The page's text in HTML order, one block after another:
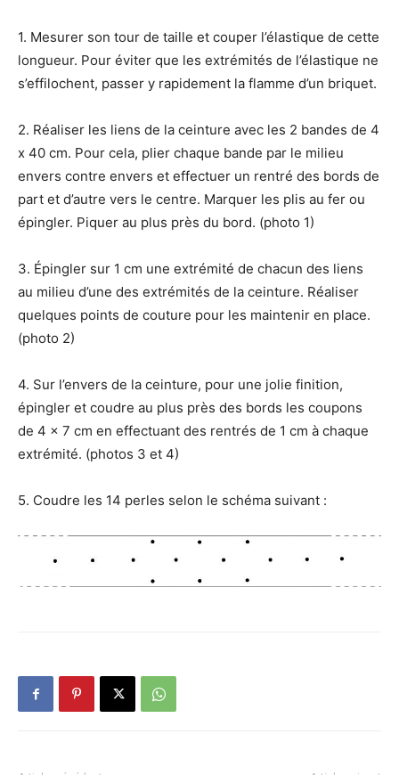
1. Mesurer son tour de taille et couper l’élastique de cette
longueur. Pour éviter que les extrémités de l’élastique ne
s’effilochent, passer y rapidement la flamme d’un briquet.
2. Réaliser les liens de la ceinture avec les 2 bandes de 4
x 40 cm. Pour cela, plier chaque bande par le milieu
envers contre envers et effectuer un rentré des bords de
part et d’autre vers le centre. Marquer les plis au fer ou
épingler. Piquer au plus près du bord. (photo 1)
3. Épingler sur 1 cm une extrémité de chacun des liens
au milieu d’une des extrémités de la ceinture. Réaliser
quelques points de couture pour les maintenir en place.
(photo 2)
4. Sur l’envers de la ceinture, pour une jolie finition,
épingler et coudre au plus près des bords les coupons
de 4 x 7 cm en effectuant des rentrés de 1 cm à chaque
extrémité. (photos 3 et 4)
5. Coudre les 14 perles selon le schéma suivant :